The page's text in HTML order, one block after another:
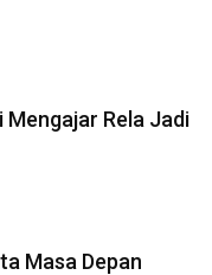
Mengajar Rela Jadi
Masa Depan